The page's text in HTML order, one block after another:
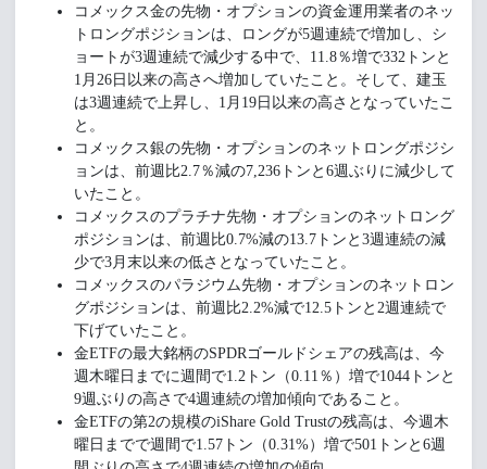
コメックス金の先物・オプションの資金運用業者のネッ
トロングポジションは、ロングが5週連続で増加し、シ
ョートが3週連続で減少する中で、11.8％増で332トンと
1月26日以来の高さへ増加していたこと。そして、建玉
は3週連続で上昇し、1月19日以来の高さとなっていたこ
と。
コメックス銀の先物・オプションのネットロングポジシ
ョンは、前週比2.7％減の7,236トンと6週ぶりに減少して
いたこと。
コメックスのプラチナ先物・オプションのネットロング
ポジションは、前週比0.7%減の13.7トンと3週連続の減
少で3月末以来の低さとなっていたこと。
コメックスのパラジウム先物・オプションのネットロン
グポジションは、前週比2.2%減で12.5トンと2週連続で
下げていたこと。
金ETFの最大銘柄のSPDRゴールドシェアの残高は、今
週木曜日までに週間で1.2トン（0.11％）増で1044トンと
9週ぶりの高さで4週連続の増加傾向であること。
金ETFの第2の規模のiShare Gold Trustの残高は、今週木
曜日までで週間で1.57トン（0.31%）増で501トンと6週